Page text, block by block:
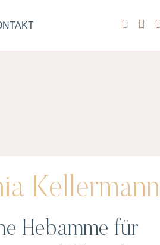
Kellermann
Hebamme für